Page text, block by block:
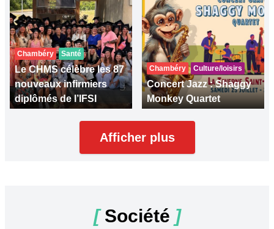
Chambéry Santé
Le CHMS célèbre les 87
nouveaux infirmiers
diplômés de l’IFSI
Chambéry Culture/loisirs
Concert Jazz : Shaggy
Monkey Quartet
Afficher plus
[Société ]